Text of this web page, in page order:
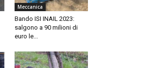
Meccanica
Bando ISI INAIL 2023:
salgono a 90 milioni di
euro le...